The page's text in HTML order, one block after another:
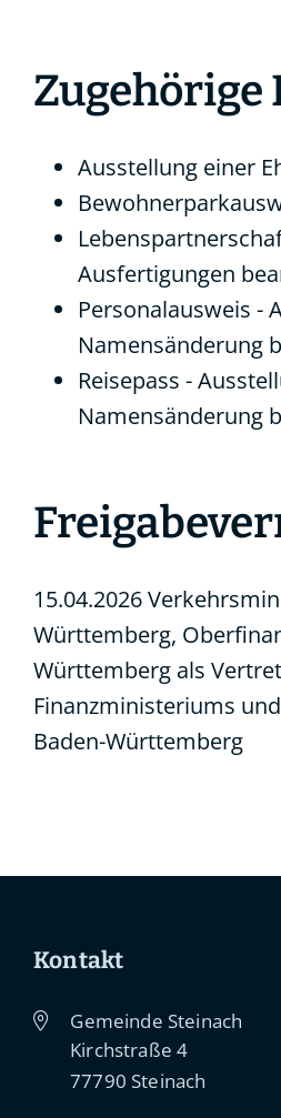
Zugehörige
Ausstellung einer
Ausfertigungen
Personalausweis -
Namensänderung
Reisepass -
Namensänderung
15.04.2026
Württemberg,
Württemberg als
Finanzministeriums
Baden-Württemberg
Kontakt
Gemeinde Steinach
Kirchstraße 4
77790 Steinach